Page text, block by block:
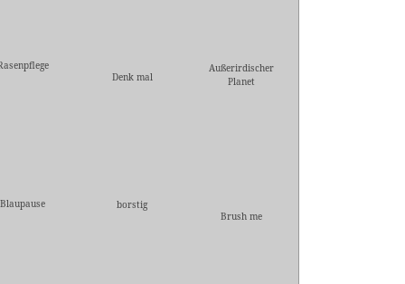
Denk mal
Außerirdischer
Planet
Blaupause
borstig
Brush me